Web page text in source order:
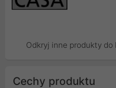
Odkryj inne produkty
Cechy produktu